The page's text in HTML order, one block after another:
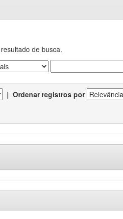
de busca.
| Ordenar registros por